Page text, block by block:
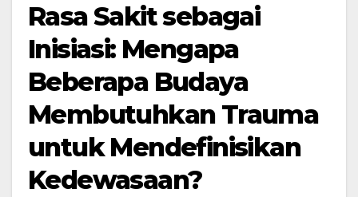
Rasa Sakit sebagai
Inisiasi: Mengapa
Beberapa Budaya
Membutuhkan Trauma
untuk Mendefinisikan
Kedewasaan?